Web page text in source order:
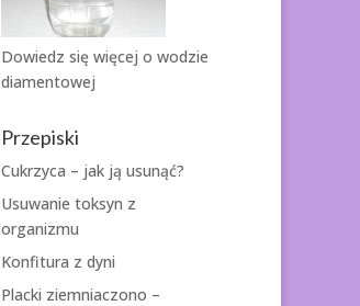
Dowiedz się więcej o wodzie
diamentowej
Przepiski
Cukrzyca – jak ją usunąć?
Usuwanie toksyn z
organizmu
Konfitura z dyni
Placki ziemniaczono –